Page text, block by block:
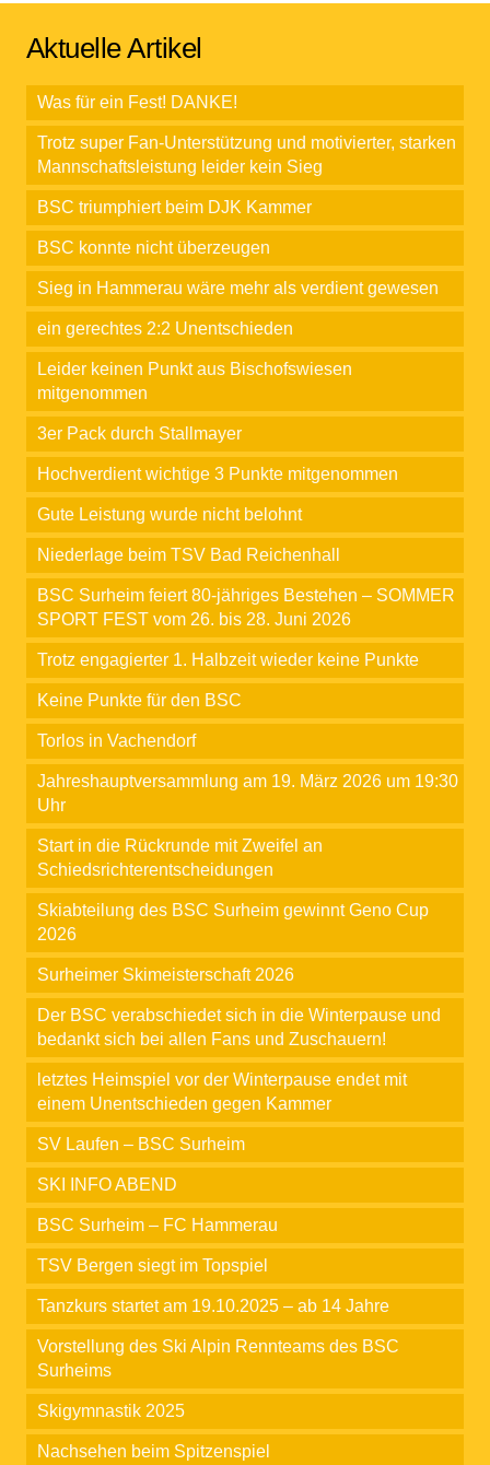
Aktuelle Artikel
Was für ein Fest! DANKE!
Trotz super Fan-Unterstützung und motivierter, starken
Mannschaftsleistung leider kein Sieg
BSC triumphiert beim DJK Kammer
BSC konnte nicht überzeugen
Sieg in Hammerau wäre mehr als verdient gewesen
ein gerechtes 2:2 Unentschieden
Leider keinen Punkt aus Bischofswiesen
mitgenommen
3er Pack durch Stallmayer
Hochverdient wichtige 3 Punkte mitgenommen
Gute Leistung wurde nicht belohnt
Niederlage beim TSV Bad Reichenhall
BSC Surheim feiert 80-jähriges Bestehen – SOMMER
SPORT FEST vom 26. bis 28. Juni 2026
Trotz engagierter 1. Halbzeit wieder keine Punkte
Keine Punkte für den BSC
Torlos in Vachendorf
Jahreshauptversammlung am 19. März 2026 um 19:30
Uhr
Start in die Rückrunde mit Zweifel an
Schiedsrichterentscheidungen
Skiabteilung des BSC Surheim gewinnt Geno Cup
2026
Surheimer Skimeisterschaft 2026
Der BSC verabschiedet sich in die Winterpause und
bedankt sich bei allen Fans und Zuschauern!
letztes Heimspiel vor der Winterpause endet mit
einem Unentschieden gegen Kammer
SV Laufen – BSC Surheim
SKI INFO ABEND
BSC Surheim – FC Hammerau
TSV Bergen siegt im Topspiel
Tanzkurs startet am 19.10.2025 – ab 14 Jahre
Vorstellung des Ski Alpin Rennteams des BSC
Surheims
Skigymnastik 2025
Nachsehen beim Spitzenspiel